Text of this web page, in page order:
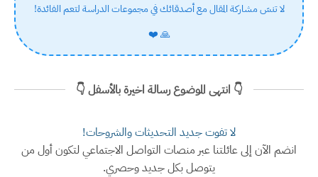
لا تنسَ مشاركة المقال مع أصدقائك في مجموعات الدراسة لتعم الفائدة!
🙏 ❤️
👇 انتهى الموضوع رسالة اخيرة بالأسفل 👇
لا تفوت جديد التحديثات والشروحات!
انضم الآن إلى عائلتنا عبر منصات التواصل الاجتماعي لتكون أول من
يتوصل بكل جديد وحصري.